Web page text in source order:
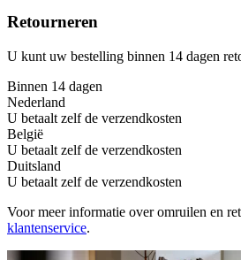
Retourneren
U kunt uw bestelling binnen 14 dagen
Binnen 14 dagen
Nederland
U betaalt zelf de verzendkosten
België
U betaalt zelf de verzendkosten
Duitsland
U betaalt zelf de verzendkosten
Voor meer informatie over omruilen en
klantenservice.